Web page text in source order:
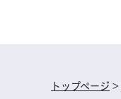
トップページ >